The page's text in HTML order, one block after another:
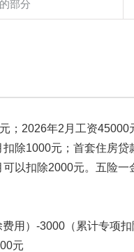
部分
；2026年2月工资
除1000元；首套住房
以扣除2000元。五险
用）-3000（累计专项扣
元